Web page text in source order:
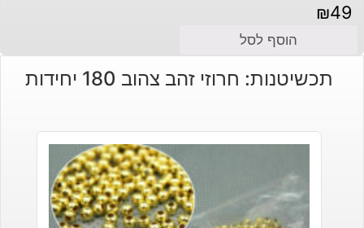
₪49
הוסף לסל
תכשיטנות: חרוזי זהב צהוב 180 יחידות